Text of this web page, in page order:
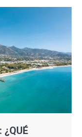
¿QUÉ